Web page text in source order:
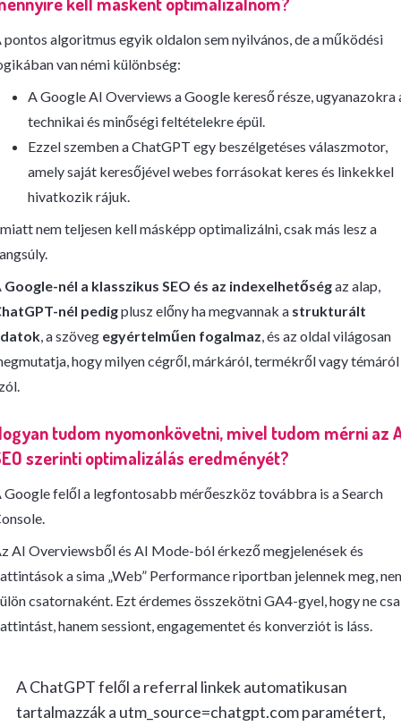
pontos algoritmus egyik oldalon sem nyilvános, de a működési
van némi különbség:
A Google AI Overviews a Google kereső része, ugyanazokra
technikai és minőségi feltételekre épül.
Ezzel szemben a ChatGPT egy beszélgetéses válaszmotor,
amely saját keresőjével webes forrásokat keres és linkekkel
hivatkozik rájuk.
nem teljesen kell másképp optimalizálni, csak más lesz a
Google-nél a klasszikus SEO és az indexelhetőségaz alap,
nél pedigplusz előny ha megvannak a strukturált
, a szöveg egyértelműen fogalmaz, és az oldal világosan
hogy milyen cégről, márkáról, termékről vagy témáról
tudom nyomonkövetni, mivel tudom mérni az
szerinti optimalizálás eredményét?
Google felől a legfontosabb mérőeszköz továbbra is a Search
AI Overviewsből és AI Mode-ból érkező megjelenések és
a sima „Web” Performance riportban jelennek meg,
csatornaként. Ezt érdemes összekötni GA4-gyel, hogy ne
hanem sessiont, engagementet és konverziót is láss.
A ChatGPT felől a referral linkek automatikusan
tartalmazzák a utm_source=chatgpt.com paramétert,